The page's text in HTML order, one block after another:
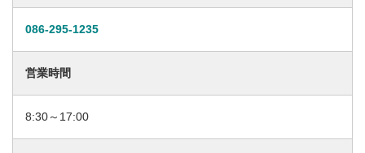
086-295-1235
営業時間
8:30～17:00